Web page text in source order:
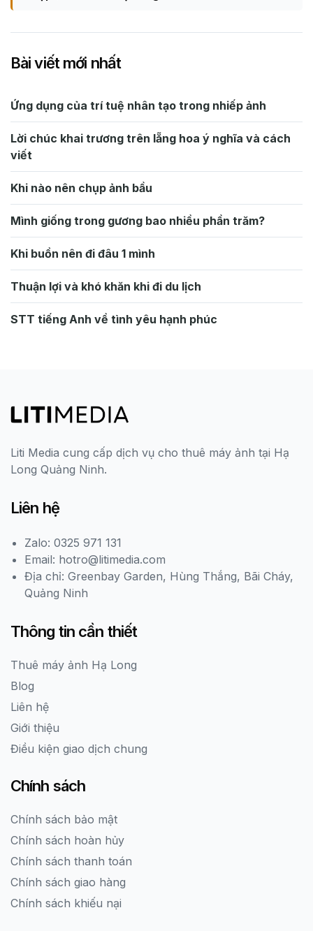
Bài viết mới nhất
Ứng dụng của trí tuệ nhân tạo trong nhiếp ảnh
Lời chúc khai trương trên lẵng hoa ý nghĩa và cách
viết
Khi nào nên chụp ảnh bầu
Mình giống trong gương bao nhiều phần trăm?
Khi buồn nên đi đâu 1 mình
Thuận lợi và khó khăn khi đi du lịch
STT tiếng Anh về tình yêu hạnh phúc
Liti Media cung cấp dịch vụ cho thuê máy ảnh tại Hạ
Long Quảng Ninh.
Liên hệ
Zalo: 0325 971 131
Email: hotro@litimedia.com
Địa chỉ: Greenbay Garden, Hùng Thắng, Bãi Cháy,
Quảng Ninh
Thông tin cần thiết
Thuê máy ảnh Hạ Long
Blog
Liên hệ
Giới thiệu
Điều kiện giao dịch chung
Chính sách
Chính sách bảo mật
Chính sách hoàn hủy
Chính sách thanh toán
Chính sách giao hàng
Chính sách khiếu nại